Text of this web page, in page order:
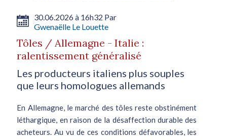
30.06.2026 à 16h32 Par
Gwenaëlle Le Louette
Tôles / Allemagne - Italie :
ralentissement généralisé
Les producteurs italiens plus souples
que leurs homologues allemands
En Allemagne, le marché des tôles reste obstinément
léthargique, en raison de la désaffection durable des
acheteurs. Au vu de ces conditions défavorables, les